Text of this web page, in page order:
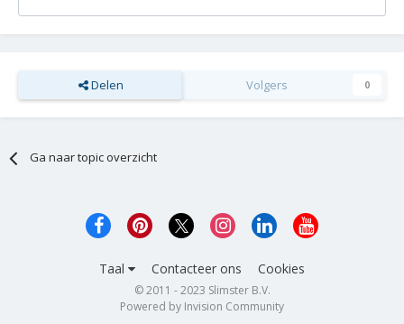
Delen Volgers 0
Ga naar topic overzicht
Taal Contacteer ons Cookies
© 2011 - 2023 Slimster B.V.
Powered by Invision Community